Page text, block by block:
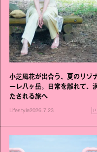
小芝風花が出合う、夏のリゾ
ーレ八ヶ岳。日常を離れて、
たされる旅へ
Lifestyle2026.7.23